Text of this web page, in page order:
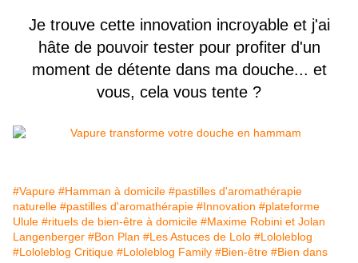
Je trouve cette innovation incroyable et j'ai
hâte de pouvoir tester pour profiter d'un
moment de détente dans ma douche... et
vous, cela vous tente ?
#Vapure #Hamman à domicile #pastilles d'aromathérapie
naturelle #pastilles d'aromathérapie #Innovation #plateforme
Ulule #rituels de bien-être à domicile #Maxime Robini et Jolan
Langenberger #Bon Plan #Les Astuces de Lolo #Lololeblog
#Lololeblog Critique #Lololeblog Family #Bien-être #Bien dans